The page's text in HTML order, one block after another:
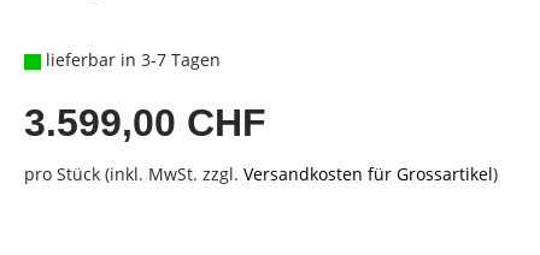
lieferbar in 3-7 Tagen
3.599,00 CHF
pro Stück (inkl. MwSt. zzgl. Versandkosten für Grossartikel)